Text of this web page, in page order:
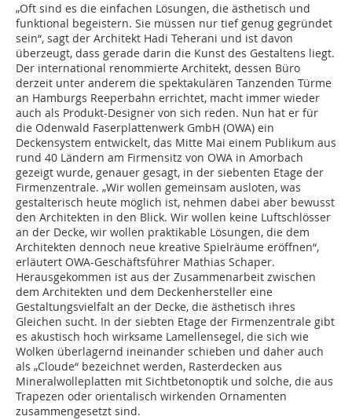
„Oft sind es die einfachen Lösungen, die ästhetisch und
funktional begeistern. Sie müssen nur tief genug gegründet
sein“, sagt der Architekt Hadi Teherani und ist davon
überzeugt, dass gerade darin die Kunst des Gestaltens liegt.
Der international renommierte Architekt, dessen Büro
derzeit unter anderem die spektakulären Tanzenden Türme
an Hamburgs Reeperbahn errichtet, macht immer wieder
auch als Produkt-Designer von sich reden. Nun hat er für
die Odenwald Faserplattenwerk GmbH (OWA) ein
Deckensystem entwickelt, das Mitte Mai einem Publikum aus
rund 40 Ländern am Firmensitz von OWA in Amorbach
gezeigt wurde, genauer gesagt, in der siebenten Etage der
Firmenzentrale. „Wir wollen gemeinsam ausloten, was
gestalterisch heute möglich ist, nehmen dabei aber bewusst
den Architekten in den Blick. Wir wollen keine Luftschlösser
an der Decke, wir wollen praktikable Lösungen, die dem
Architekten dennoch neue kreative Spielräume eröffnen“,
erläutert OWA-Geschäftsführer Mathias Schaper.
Herausgekommen ist aus der Zusammenarbeit zwischen
dem Architekten und dem Deckenhersteller eine
Gestaltungsvielfalt an der Decke, die ästhetisch ihres
Gleichen sucht. In der siebten Etage der Firmenzentrale gibt
es akustisch hoch wirksame Lamellensegel, die sich wie
Wolken überlagernd ineinander schieben und daher auch
als „Cloude“ bezeichnet werden, Rasterdecken aus
Mineralwolleplatten mit Sichtbetonoptik und solche, die aus
Trapezen oder orientalisch wirkenden Ornamenten
zusammengesetzt sind.